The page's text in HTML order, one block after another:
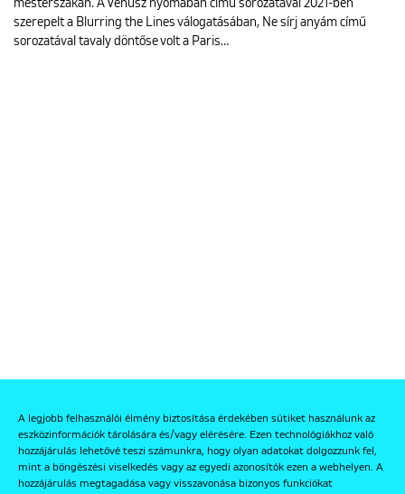
A legjobb felhasználói élmény biztosítása érdekében sütiket használunk az
eszközinformációk tárolására és/vagy elérésére. Ezen technológiákhoz való
hozzájárulás lehetővé teszi számunkra, hogy olyan adatokat dolgozzunk fel,
mint a böngészési viselkedés vagy az egyedi azonosítók ezen a webhelyen. A
hozzájárulás megtagadása vagy visszavonása bizonyos funkciókat
mesterszakán. A Vénusz nyomában című sorozatával 2021-ben
szerepelt a Blurring the Lines válogatásában, Ne sírj anyám című
sorozatával tavaly döntőse volt a Paris…